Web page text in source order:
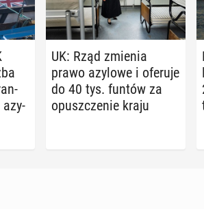
azy­
UK: Rząd zmienia
prawo azylowe i oferuje
do 40 tys. funtów za
opusz­cze­nie kraju